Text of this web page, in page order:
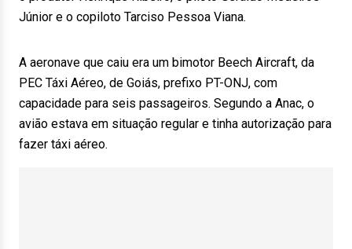
Júnior e o copiloto Tarciso Pessoa Viana.
A aeronave que caiu era um bimotor Beech Aircraft, da
PEC Táxi Aéreo, de Goiás, prefixo PT-ONJ, com
capacidade para seis passageiros. Segundo a Anac, o
avião estava em situação regular e tinha autorização para
fazer táxi aéreo.